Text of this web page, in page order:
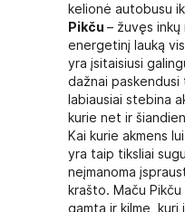
kelionė autobusu
Pikču– žuvęs
energetinį lauką
yra įsitaisiusi
dažnai paskendusi
labiausiai stebina
kurie net ir
Kai kurie akmens
yra taip tiksliai
neįmanoma
krašto. Maču
gamta ir kilme, kuri